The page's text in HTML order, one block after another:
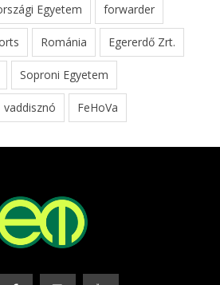
Egyetem forwarder
Románia Egererdő Zrt.
Soproni Egyetem
vaddisznó FeHoVa